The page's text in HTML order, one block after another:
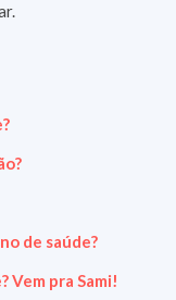
de saúde?
Vem pra Sami!